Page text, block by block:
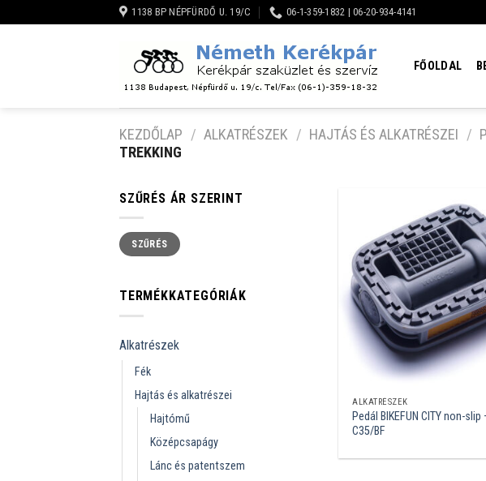
to
1138 BP NÉPFÜRDŐ U. 19/C 06-1-359-1832 | 06-20-934-4141
FŐOLDAL
KEZDŐLAP / ALKATRÉSZEK / HAJTÁS ÉS ALKATRÉSZEI /
TREKKING
SZŰRÉS ÁR SZERINT
Min
ár
Max
ár
SZŰRÉS
TERMÉKKATEGÓRIÁK
Alkatrészek
Fék
Hajtás és alkatrészei
Hajtómű
Középcsapágy
Lánc és patentszem
ALKATRÉSZEK
Pedál BIKEFUN CITY non-slip
C35/BF